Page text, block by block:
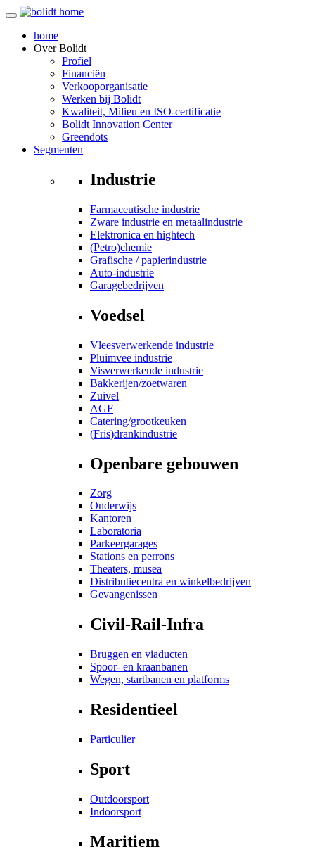
home
OverBolidt
Profiel
Financiën
Verkooporganisatie
Werken bij Bolidt
Kwaliteit, Milieu en ISO-certificatie
Bolidt Innovation Center
Greendots
Segmenten
Industrie
Farmaceutische industrie
Zware industrie en metaalindustrie
Elektronica en hightech
(Petro)chemie
Grafische / papierindustrie
Auto-industrie
Garagebedrijven
Voedsel
Vleesverwerkende industrie
Pluimvee industrie
Visverwerkende industrie
Bakkerijen/zoetwaren
Zuivel
AGF
Catering/grootkeuken
(Fris)drankindustrie
Openbare gebouwen
Zorg
Onderwijs
Kantoren
Laboratoria
Parkeergarages
Stations en perrons
Theaters, musea
Distributiecentra en winkelbedrijven
Gevangenissen
Civil-Rail-Infra
Bruggen en viaducten
Spoor- en kraanbanen
Wegen, startbanen en platforms
Residentieel
Particulier
Sport
Outdoorsport
Indoorsport
Maritiem